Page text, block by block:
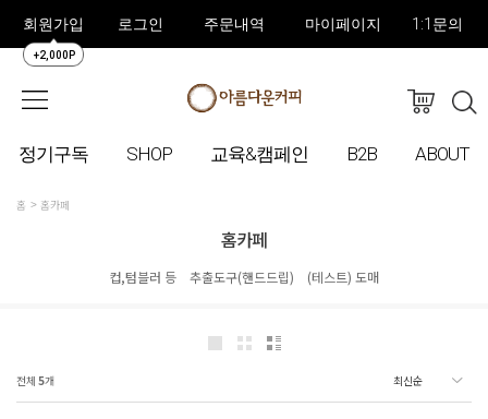
회원가입
+2,000P
로그인 주문내역 마이페이지 1:1문의
정기구독 SHOP 교육&캠페인 B2B ABOUT
홈 홈카페
홈카페
컵,텀블러 등 추출도구(핸드드립) (테스트) 도매
전체 5개